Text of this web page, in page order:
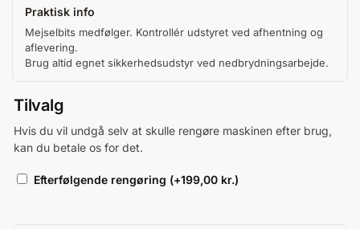
Praktisk info
Mejselbits medfølger. Kontrollér udstyret ved afhentning og
aflevering.
Brug altid egnet sikkerhedsudstyr ved nedbrydningsarbejde.
Tilvalg
Hvis du vil undgå selv at skulle rengøre maskinen efter brug,
kan du betale os for det.
Efterfølgende rengøring (+199,00 kr.)